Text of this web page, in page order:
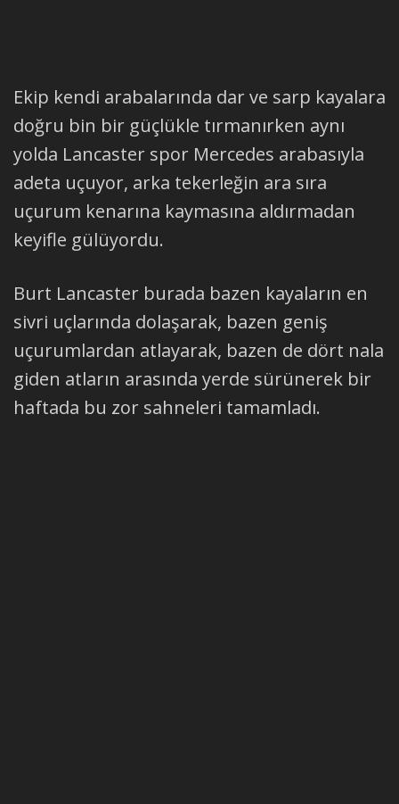
Ekip kendi arabalarında dar ve sarp kayalara
doğru bin bir güçlükle tırmanırken aynı
yolda Lancaster spor Mercedes arabasıyla
adeta uçuyor, arka tekerleğin ara sıra
uçurum kenarına kaymasına aldırmadan
keyifle gülüyordu.
Burt Lancaster burada bazen kayaların en
sivri uçlarında dolaşarak, bazen geniş
uçurumlardan atlayarak, bazen de dört nala
giden atların arasında yerde sürünerek bir
haftada bu zor sahneleri tamamladı.